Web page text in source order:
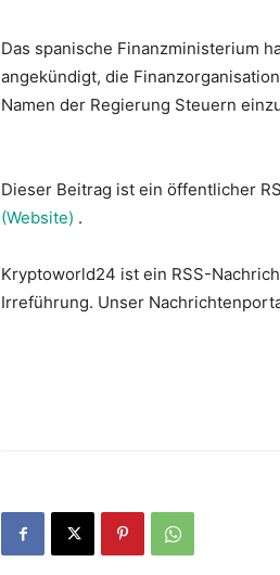
Das spanische Finanzministerium
angekündigt, die
Namen der Regierung Steuern
Dieser Beitrag ist ein öffentlicher
(Website) .
Kryptoworld24 ist ein RSS-
Irreführung. Unser